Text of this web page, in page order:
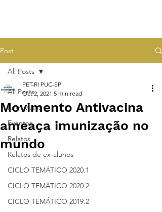
Post
All Posts
Entrevistas
Eventos
Relatos
Relatos de ex-alunos
CICLO TEMÁTICO 2020.1
CICLO TEMÁTICO 2020.2
CICLO TEMÁTICO 2019.2
All Posts
Movimento Antivacina
ameaça imunização no
mundo
PET-RI PUC-SP
Oct 2, 2021 5 min read